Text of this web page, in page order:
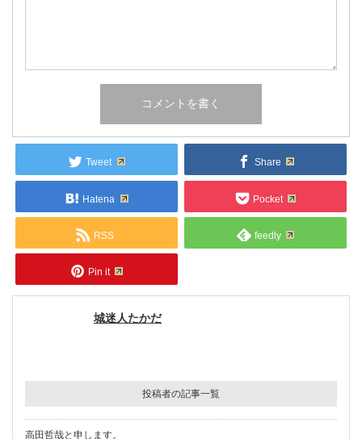
Tweet Share
Hatena Pocket
RSS feedly
Pin it
城迷人たかだ
投稿者の記事一覧
高田哲哉と申します。